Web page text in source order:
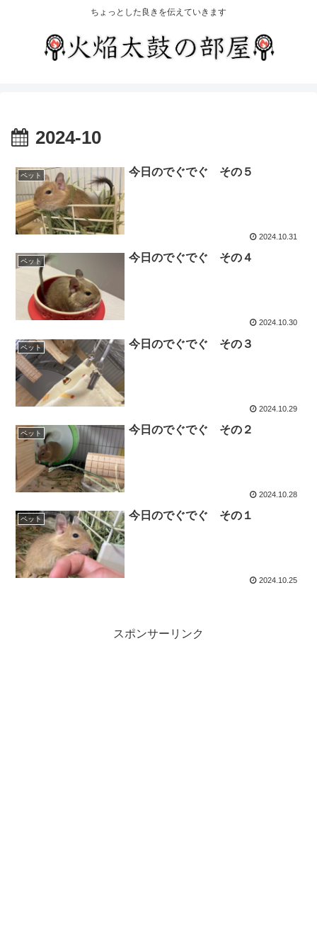
ちょっとした良きを伝えていきます
2024-10
ペット 今日のでぐでぐ その５
2024.10.31
ペット 今日のでぐでぐ その４
2024.10.30
ペット 今日のでぐでぐ その３
2024.10.29
ペット 今日のでぐでぐ その２
2024.10.28
ペット 今日のでぐでぐ その１
2024.10.25
スポンサーリンク